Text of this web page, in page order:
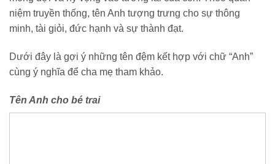
niệm truyền thống, tên Anh tượng trưng cho sự thông
minh, tài giỏi, đức hạnh và sự thành đạt.
Dưới đây là gợi ý những tên đệm kết hợp với chữ “Anh”
cùng ý nghĩa để cha mẹ tham khảo.
Tên Anh cho bé trai